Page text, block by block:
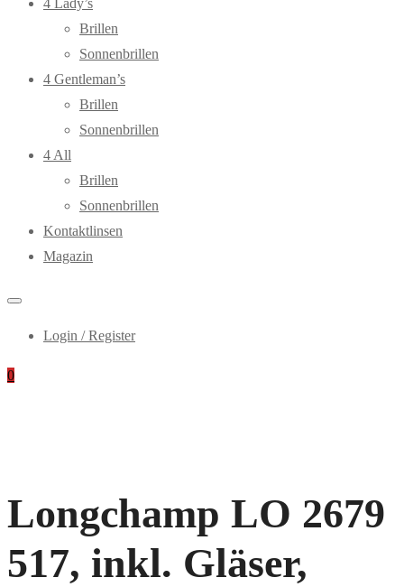
4 Lady’s
Brillen
Sonnenbrillen
4 Gentleman’s
Brillen
Sonnenbrillen
4 All
Brillen
Sonnenbrillen
Kontaktlinsen
Magazin
Login / Register
0
Longchamp LO 2679
517, inkl. Gläser,